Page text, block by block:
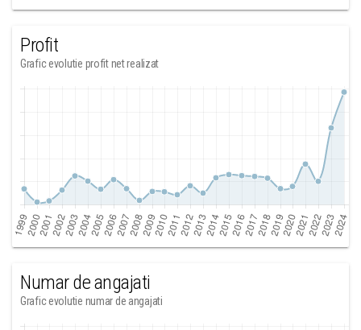
Profit
Grafic evolutie profit net realizat
Numar de angajati
Grafic evolutie numar de angajati